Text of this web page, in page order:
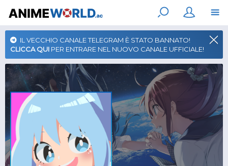
IL VECCHIO CANALE TELEGRAM È STATO BANNATO!
CLICCA QUI PER ENTRARE NEL NUOVO CANALE UFFICIALE!